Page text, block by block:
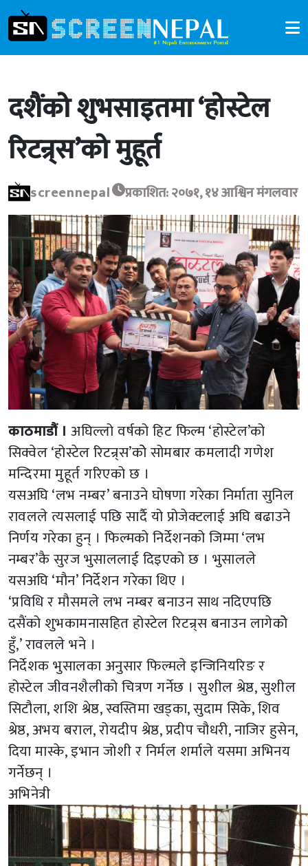
दशैंको शुभसाइतमा ‘होस्टेल
रिटन्र्स’को मुहूर्त
screennepal प्रकाशित: २०७१, १४ आश्विन मंगलवार
काठमाडौं । अघिल्लो वर्षको हिट फिल्म ‘होस्टेल’को
सिक्वेल ‘होस्टेल रिटन्र्स’कोे सोमबार कमलादी गणेश
मन्दिरमा मुहूर्त गरिएको छ ।
यसअघि ‘लभ नम्बर’ बनाउने घोषणा गरेका निर्माता सुनिल
रावलले त्यसलाई पछि सार्दै यो प्रोजेक्टलाई अघि बढाउने
निर्णय गरेका हुन् । फिल्मको निर्देशनको जिम्मा ‘लभ
नम्बर’कै सुरज भुसाललाई दिइएको छ । भुसालले
यसअघि ‘मौन’ निर्देशन गरेका थिए ।
‘प्रविधि र मौसमले लभ नम्बर बनाउन साथ नदिएपछि
दसैंको शुभकामनासहित होस्टेल रिटन्र्स बनाउन लागेकोे
हुँ,’ रावलले भने ।
निर्देशक भुसालका अनुसार फिल्मले इन्जिनियरिङ र
होस्टेल जीवनशैलीको चित्रण गर्नेछ । सुशील श्रेष्ठ, सुशील
सिटौला, शशि श्रेष्ठ, स्वस्तिमा खड्का, सुदाम सिके, शिव
श्रेष्ठ, अभय बराल, रोयदीप श्रेष्ठ, प्रदीप चौधरी, नाजिर हुसेन,
दिया मास्के, इभान जोशी र निर्मल शर्माले यसमा अभिनय
गर्नेछन् ।
अभिनेत्री